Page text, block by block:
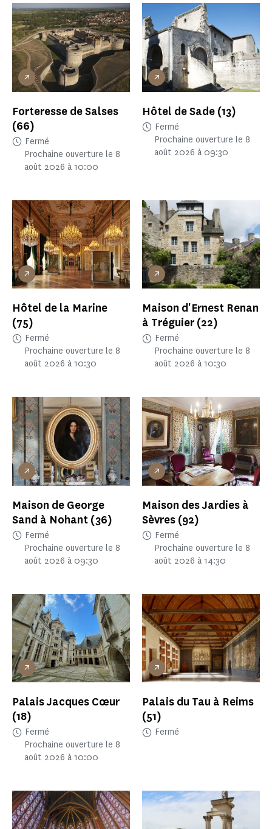
Forteresse de Salses
(66)
Fermé
Prochaine ouverture le 8
août 2026 à 10:00
Hôtel de Sade (13)
Fermé
Prochaine ouverture le 8
août 2026 à 09:30
Hôtel de la Marine
(75)
Fermé
Prochaine ouverture le 8
août 2026 à 10:30
Maison d'Ernest Renan
à Tréguier (22)
Fermé
Prochaine ouverture le 8
août 2026 à 10:30
Maison de George
Sand à Nohant (36)
Fermé
Prochaine ouverture le 8
août 2026 à 09:30
Maison des Jardies à
Sèvres (92)
Fermé
Prochaine ouverture le 8
août 2026 à 14:30
Palais Jacques Cœur
(18)
Fermé
Prochaine ouverture le 8
août 2026 à 10:00
Palais du Tau à Reims
(51)
Fermé